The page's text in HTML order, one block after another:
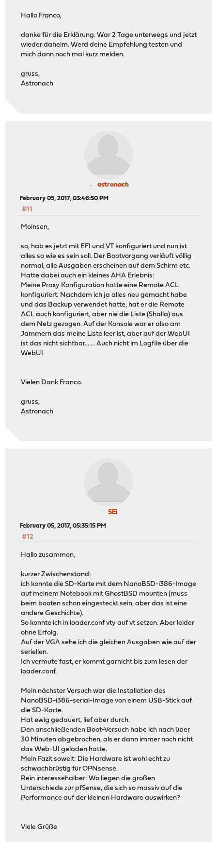
Hallo Franco,
danke für die Erklärung. War 2 Tage unterwegs und jetzt
wieder daheim. Werd deine Empfehlung testen und
mich dann noch mal kurz melden.
gruss,
Astronach
astronach
February 05, 2017, 03:46:50 PM
#11
Moinsen,
so, hab es jetzt mit EFI und VT konfiguriert und nun ist
alles so wie es sein soll. Der Bootvorgang verläuft völlig
normal, alle Ausgaben erscheinen auf dem Schirm etc.
Hatte dabei auch ein kleines AHA Erlebnis:
Meine Proxy Konfiguration hatte eine Remote ACL
konfiguriert. Nachdem ich ja alles neu gemacht habe
und das Backup verwendet hatte, hat er die Remote
ACL auch konfiguriert, aber nie die Liste (Shalla) aus
dem Netz gezogen. Auf der Konsole war er also am
Jammern das meine Liste leer ist, aber auf der WebUI
ist das nicht sichtbar....... Auch nicht im Logfile über die
WebUI
Vielen Dank Franco.
gruss,
Astronach
SEi
February 05, 2017, 05:35:15 PM
#12
Hallo zusammen,
kurzer Zwischenstand:
ich konnte die SD-Karte mit dem NanoBSD-i386-Image
auf meinem Notebook mit GhostBSD mounten (muss
beim booten schon eingesteckt sein, aber das ist eine
andere Geschichte).
So konnte ich in loader.conf vty auf vt setzen. Aber leider
ohne Erfolg.
Auf der VGA sehe ich die gleichen Ausgaben wie auf der
seriellen.
Ich vermute fast, er kommt garnicht bis zum lesen der
loader.conf.
Mein nächster Versuch war die Installation des
NanoBSD-i386-serial-Image von einem USB-Stick auf
die SD-Karte.
Hat ewig gedauert, lief aber durch.
Den anschließenden Boot-Versuch habe ich nach über
30 Minuten abgebrochen, als er dann immer noch nicht
das Web-UI geladen hatte.
Mein Fazit soweit: Die Hardware ist wohl echt zu
schwachbrüstig für OPNsense.
Rein interessehalber: Wo liegen die großen
Unterschiede zur pfSense, die sich so massiv auf die
Performance auf der kleinen Hardware auswirken?
Viele Grüße